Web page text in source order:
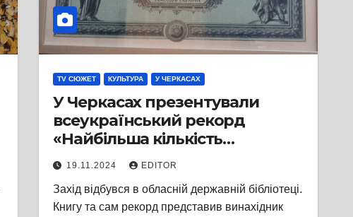
TV СЮЖЕТ КУЛЬТУРА У ЧЕРКАСАХ
У Черкасах презентували
всеукраїнський рекорд
«Найбільша кількість
співавторів електронної
книги»
19.11.2024 EDITOR
Захід відбувся в обласній державній бібліотеці.
Книгу та сам рекорд представив винахідник